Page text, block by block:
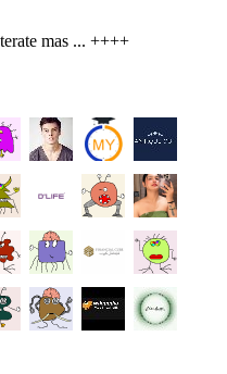
mas ... ++++